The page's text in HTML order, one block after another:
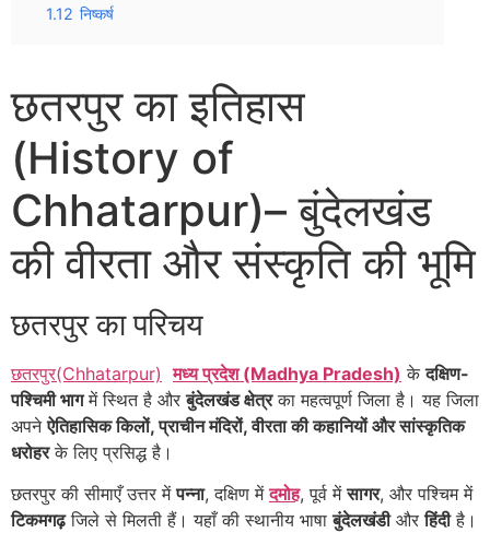
1.12 निष्कर्ष
छतरपुर का इतिहास
(History of
Chhatarpur)– बुंदेलखंड
की वीरता और संस्कृति की भूमि
छतरपुर का परिचय
छतरपुर(Chhatarpur) मध्य प्रदेश (Madhya Pradesh) केदक्षिण-
पश्चिमी भागमें स्थित है औरबुंदेलखंड क्षेत्रका महत्वपूर्ण जिला है। यह जिला
अपनेऐतिहासिक किलों, प्राचीन मंदिरों, वीरता की कहानियों और सांस्कृतिक
धरोहरके लिए प्रसिद्ध है।
छतरपुर की सीमाएँ उत्तर मेंपन्ना, दक्षिण मेंदमोह, पूर्व मेंसागर, और पश्चिम में
टिकमगढ़जिले से मिलती हैं। यहाँ की स्थानीय भाषाबुंदेलखंडीऔरहिंदीहै।